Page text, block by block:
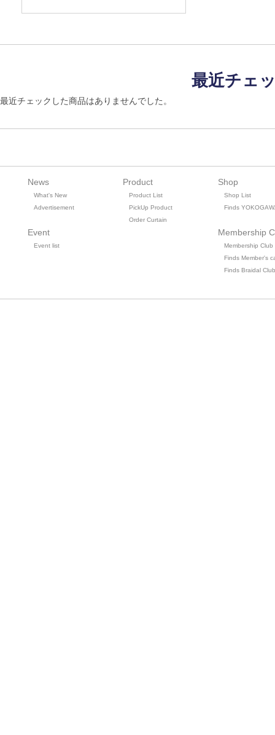
最近チェ
最近チェックした商品はありませんでした。
News
What's New
Advertisement
Event
Event list
Product
Product List
PickUp Product
Order Curtain
Shop
Shop List
Finds
Membership
Membership Club
Finds Member's
Finds Braidal Club